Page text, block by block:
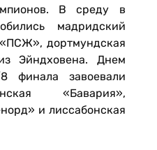
В среду в
мадридский
дортмундская
Эйндховена. Днем
финала завоевали
«Бавария»,
и лиссабонская